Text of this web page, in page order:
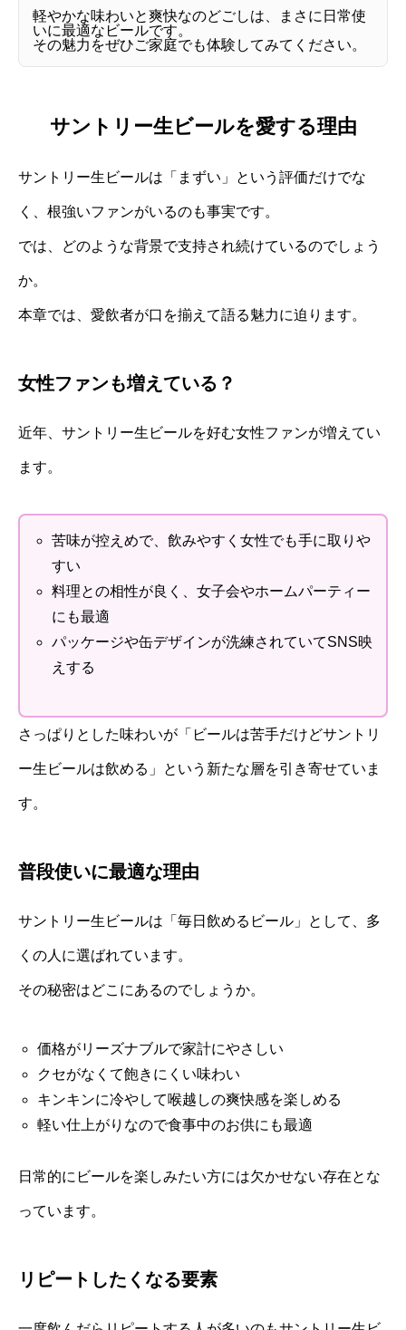
軽やかな味わいと爽快なのどごしは、まさに日常使
いに最適なビールです。
その魅力をぜひご家庭でも体験してみてください。
サントリー生ビールを愛する理由
サントリー生ビールは「まずい」という評価だけでな
く、根強いファンがいるのも事実です。
では、どのような背景で支持され続けているのでしょう
か。
本章では、愛飲者が口を揃えて語る魅力に迫ります。
女性ファンも増えている？
近年、サントリー生ビールを好む女性ファンが増えてい
ます。
苦味が控えめで、飲みやすく女性でも手に取りや
すい
料理との相性が良く、女子会やホームパーティー
にも最適
パッケージや缶デザインが洗練されていてSNS映
えする
さっぱりとした味わいが「ビールは苦手だけどサントリ
ー生ビールは飲める」という新たな層を引き寄せていま
す。
普段使いに最適な理由
サントリー生ビールは「毎日飲めるビール」として、多
くの人に選ばれています。
その秘密はどこにあるのでしょうか。
価格がリーズナブルで家計にやさしい
クセがなくて飽きにくい味わい
キンキンに冷やして喉越しの爽快感を楽しめる
軽い仕上がりなので食事中のお供にも最適
日常的にビールを楽しみたい方には欠かせない存在とな
っています。
リピートしたくなる要素